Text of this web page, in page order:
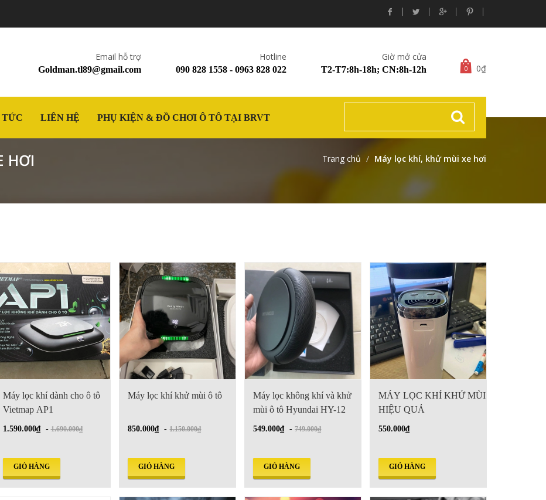
Email hỗ trợ
Goldman.tl89@gmail.com
Hotline
090 828 1558 - 0963 828 022
Giờ mở cửa
T2-T7:8h-18h; CN:8h-12h 0 0₫
LIÊN HỆ PHỤ KIỆN & ĐỒ CHƠI Ô TÔ TẠI BRVT
HƠI Trang chủ Máy lọc khí, khử mùi xe hơi
Máy lọc khí dành cho ô tô
Vietmap AP1
1.590.000₫ -1.690.000₫
GIỎ HÀNG
Máy lọc khí khử mùi ô tô
850.000₫ -1.150.000₫
GIỎ HÀNG
Máy lọc không khí và khử
mùi ô tô Hyundai HY-12
549.000₫ -749.000₫
GIỎ HÀNG
MÁY LỌC KHÍ KHỬ MÙI
HIỆU QUẢ
550.000₫
GIỎ HÀNG